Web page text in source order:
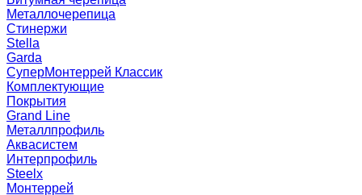
Металлочерепица
Стинержи
Stella
Garda
СуперМонтеррей Классик
Комплектующие
Покрытия
Grand Line
Металлпрофиль
Аквасистем
Интерпрофиль
Steelx
Монтеррей